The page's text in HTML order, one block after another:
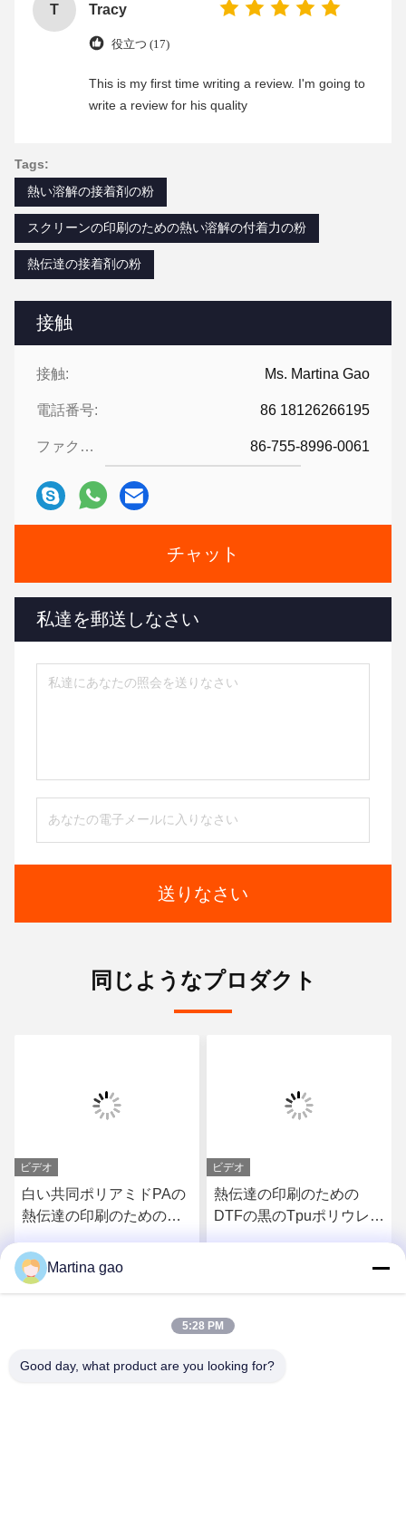
接触
接触: Ms. Martina Gao
電話番号: 86 18126266195
ファクシミリ: 86-755-8996-0061
チャット
私達を郵送しなさい
送りなさい
T Tracy
役立つ (17)
This is my first time writing a review. I'm going to
write a review for his quality
Tags:
熱い溶解の接着剤の粉
スクリーンの印刷のための熱い溶解の付着力の粉
熱伝達の接着剤の粉
同じようなプロダクト
ビデオ
白い共同ポリアミドPAの
熱伝達の印刷のための洗
最もよい価格を得なさ
ビデオ
熱伝達の印刷のための
DTFの黒のTpuポリウレタ
Martina gao
5:28 PM
Good day, what product are you looking for?